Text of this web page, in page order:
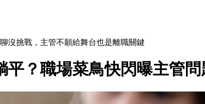
沒挑戰，主管不願給舞台也是離職關鍵
平？職場菜鳥快閃曝主管問